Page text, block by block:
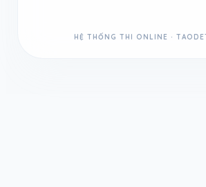
HỆ THỐNG THI ONLINE ·